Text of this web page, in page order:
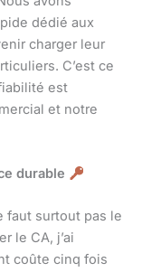
dédié aux
charger leur
C’est ce
est
et notre
durable
faut surtout pas le
le CA, j’ai
coûte cinq fois